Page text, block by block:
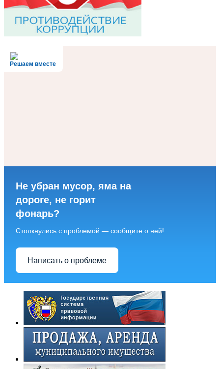
Решаем вместе
Не убран мусор, яма на
дороге, не горит
фонарь?
Столкнулись с проблемой — сообщите о ней!
Написать о проблеме